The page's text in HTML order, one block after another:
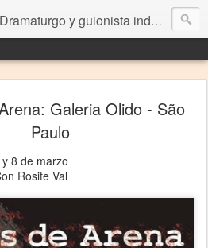
Dramaturgo y guionista independiente
Galeria Olido - São
Paulo
8 de marzo
Rosite Val